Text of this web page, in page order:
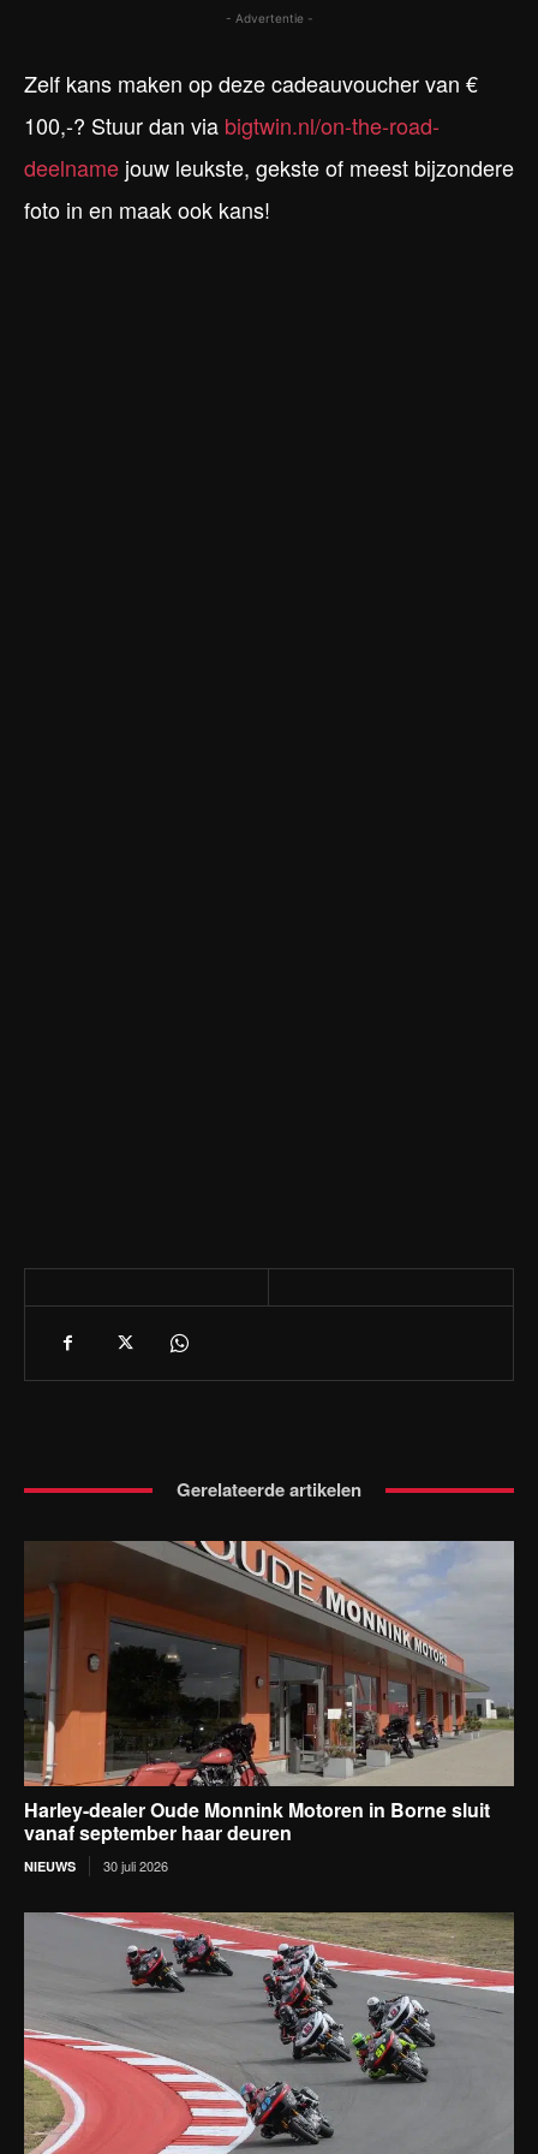
- Advertentie -
Zelf kans maken op deze cadeauvoucher van €
100,-? Stuur dan via bigtwin.nl/on-the-road-
deelname jouw leukste, gekste of meest bijzondere
foto in en maak ook kans!
Gerelateerde artikelen
Harley-dealer Oude Monnink Motoren in Borne sluit
vanaf september haar deuren
NIEUWS 30 juli 2026